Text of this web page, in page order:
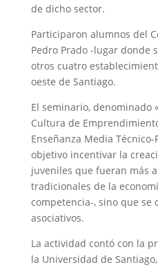
de dicho sector.
Participaron alumnos del
Pedro Prado -lugar donde
otros cuatro
oeste de Santiago.
El seminario, denominado
Cultura de
Enseñanza Media
objetivo incentivar la
juveniles que fueran más
tradicionales de la
competencia-, sino que se
asociativos.
La actividad contó con la
la Universidad de